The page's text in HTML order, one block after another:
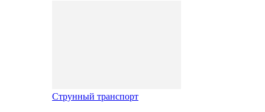
Струнный транспорт